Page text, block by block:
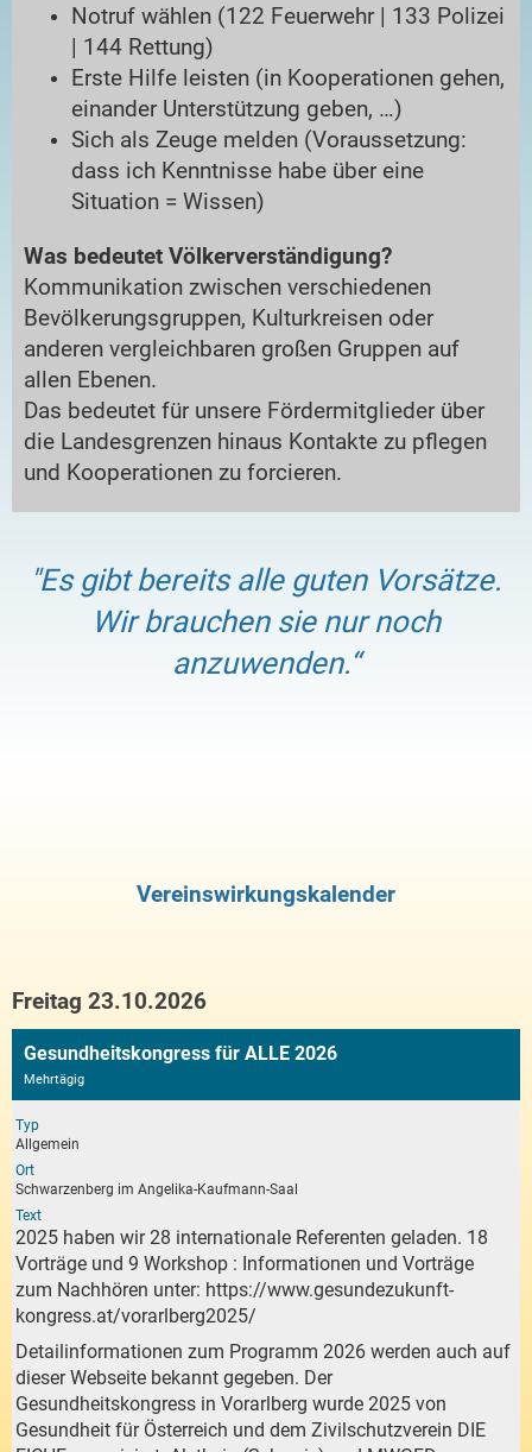
Notruf wählen (122 Feuerwehr | 133 Polizei
| 144 Rettung)
Erste Hilfe leisten (in Kooperationen gehen,
einander Unterstützung geben, …)
Sich als Zeuge melden (Voraussetzung:
dass ich Kenntnisse habe über eine
Situation = Wissen)
Was bedeutet Völkerverständigung?
Kommunikation zwischen verschiedenen
Bevölkerungsgruppen, Kulturkreisen oder
anderen vergleichbaren großen Gruppen auf
allen Ebenen.
Das bedeutet für unsere Fördermitglieder über
die Landesgrenzen hinaus Kontakte zu pflegen
und Kooperationen zu forcieren.
"Es gibt bereits alle guten Vorsätze.
Wir brauchen sie nur noch
anzuwenden.“
Vereinswirkungskalender
Freitag 23.10.2026
Gesundheitskongress für ALLE 2026
Mehrtägig
Typ
Allgemein
Ort
Schwarzenberg im Angelika-Kaufmann-Saal
Text
2025 haben wir 28 internationale Referenten geladen. 18
Vorträge und 9 Workshop : Informationen und Vorträge
zum Nachhören unter: https://www.gesundezukunft-
kongress.at/vorarlberg2025/
Detailinformationen zum Programm 2026 werden auch auf
dieser Webseite bekannt gegeben. Der
Gesundheitskongress in Vorarlberg wurde 2025 von
Gesundheit für Österreich und dem Zivilschutzverein DIE